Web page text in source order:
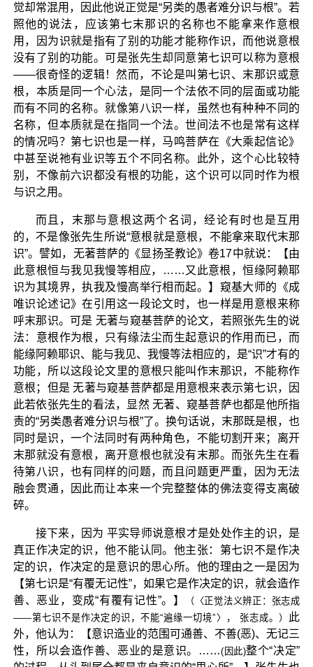
觉却常混用，因此他说正觉是“另类的愚者难分识与根”。若
照他的说法，应该第七末那识的名称也不能拿来作意根
用，因为识就是指有了别的功能才能称作识，而他说意根
没有了别的功能。可是张先生却同意第七识可以称为意根
——很奇怪的逻辑！然而，不论是叫第七识、末那识或意
根，本质是同一个心法，是同一个法依不同的层面或功能
而有不同的名称。就像第八识一样，虽然也有种种不同的
名称，但本质就是在指同一个法。世间法不也是常有这样
的情况吗？第七识也是一样，马鸣菩萨在《大乘起信论》
中甚至说祂有业识等五个不同名称。此外，这个心比较特
别，不像前六识都没有根的功能，这个识可以同时作为根
与识之用。
而且，末那与意根这两个名词，经论有时也是互用
的，不是像张先生所说“意根就是意根，不能拿来取代末那
识”。譬如，无著菩萨的《显扬圣教论》卷17中就说：【由
此意根恒与我见我慢等相应，……又此意根，恒缘阿赖耶
识为其境界，执我及慢高举行相而起。】窥基大师的《成
唯识论述记》在引用这一段论文时，也一样是用意根来称
呼末那识。可是 无著与窥基菩萨的论文，若照张先生的说
法：意根作为根，只有缘法尘而生起意识的作用而已，而
能缘阿赖耶识、能与我见、我慢等法相应的，是“识”才有的
功能，所以这段论文里的意根只能叫作末那识，不能称作
意根；但是 无著与窥基菩萨都是用意根来表示第七识，因
此若依张先生的看法，显然 无著、窥基菩萨也都是他所指
责的“另类愚者难分识与根”了。换句话说，末那既是根，也
同时是识，一个法同时有两种角色，不能切割开来；离开
末那就没有意根，离开意根也就没有末那。而张先生在看
待第八识，也有同样的问题，而且问题更严重，因为无法
融会贯通，因此而让本来一个完整整体的佛法变得支离破
碎。
接下来，因为 平实导师说意根才是处处作主的识，是
真正作决定的识，他不能认同。他主张：第七识不是作决
定的识，作决定的是意识的思心所。他的理由之一是因为
【第七识是“有覆无记性”，如果它是作决定的识，就会造作
善、恶业，变成“有覆有记性”。】
（〈正觉法义辨正：张志成
——第七识不是作决定的识，不能“遍缘一切境”〉， 张志成。）
此
外，他认为：【意识造业的范围可通善、不善(恶)、无记三
性，所以会造作善、恶业的是意识。……(因此)整个“决定”